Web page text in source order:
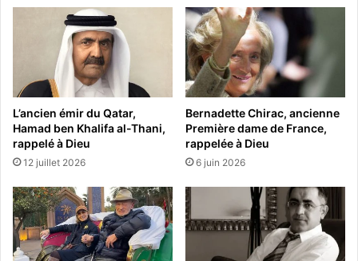
L’ancien émir du Qatar,
Hamad ben Khalifa al-Thani,
rappelé à Dieu
12 juillet 2026
Bernadette Chirac, ancienne
Première dame de France,
rappelée à Dieu
6 juin 2026